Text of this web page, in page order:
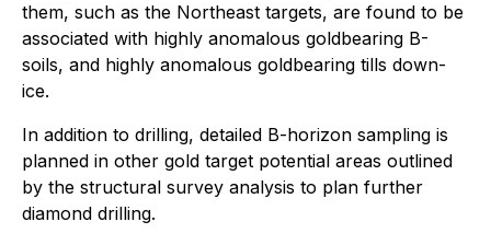
them, such as the Northeast targets, are found to be
associated with highly anomalous goldbearing B-
soils, and highly anomalous goldbearing tills down-
ice.
In addition to drilling, detailed B-horizon sampling is
planned in other gold target potential areas outlined
by the structural survey analysis to plan further
diamond drilling.